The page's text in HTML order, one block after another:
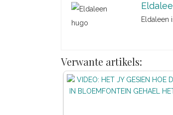
Eldaleen
Verwante artikels: